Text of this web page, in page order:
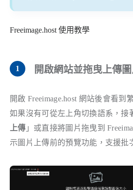
Freeimage.host 使用教學
開啟網站並拖曳上傳圖
開啟 Freeimage.host 網站後會看到
如果沒有可從左上角切換語系，接
上傳 」或直接將圖片拖曳到
示圖片上傳前的預覽功能，支援批